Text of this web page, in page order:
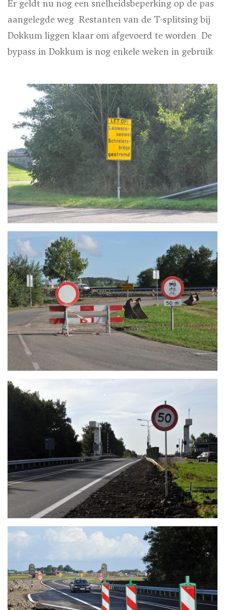
Er geldt nu nog een snelheidsbeperking op de pas
aangelegde weg Restanten van de T-splitsing bij
Dokkum liggen klaar om afgevoerd te worden De
bypass in Dokkum is nog enkele weken in gebruik